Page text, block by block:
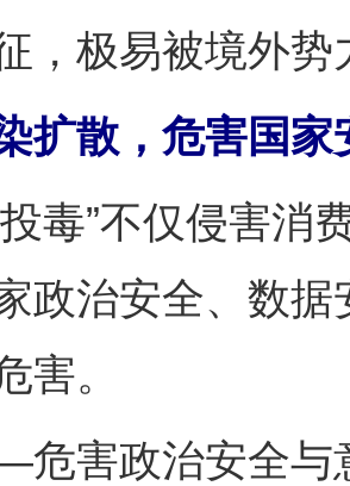
，极易被境外势
散，危害国家
”不仅侵害消
政治安全、数
害。
政治安全与意